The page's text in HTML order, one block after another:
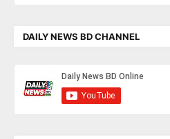
DAILY NEWS BD CHANNEL